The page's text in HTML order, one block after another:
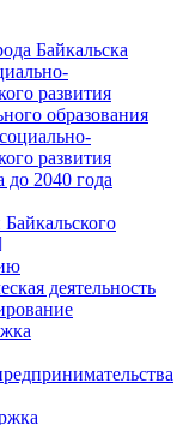
Байкальска
развития
образования
развития
до 2040 года
деятельность